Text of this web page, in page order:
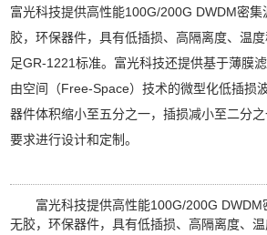
富光科技提供高性能100G/200G DWDM密
胶，环保器件，具有低插损、高隔离度、温
足GR-1221标准。富光科技还提供基于薄膜
由空间（Free-Space）技术的微型化低插损
器件体积缩小至五分之一，插损减小至二分
要求进行设计和定制。
富光科技提供高性能100G/200G DWDM
无胶，环保器件，具有低插损、高隔离度、温